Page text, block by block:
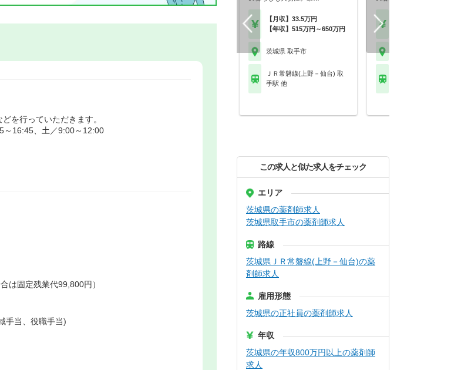
を行っていただきます。
～16:45、土／9:00～12:00
は固定残業代99,800円）
当、役職手当)
【月収】33.5万円
【年収】515万円～650万円
茨城県 取手市
ＪＲ常磐線(上野－仙台) 取
手駅 他
この求人と似た求人をチェック
エリア
茨城県の薬剤師求人
茨城県取手市の薬剤師求人
路線
茨城県ＪＲ常磐線(上野－仙台)の薬
剤師求人
雇用形態
茨城県の正社員の薬剤師求人
年収
茨城県の年収800万円以上の薬剤師
求人